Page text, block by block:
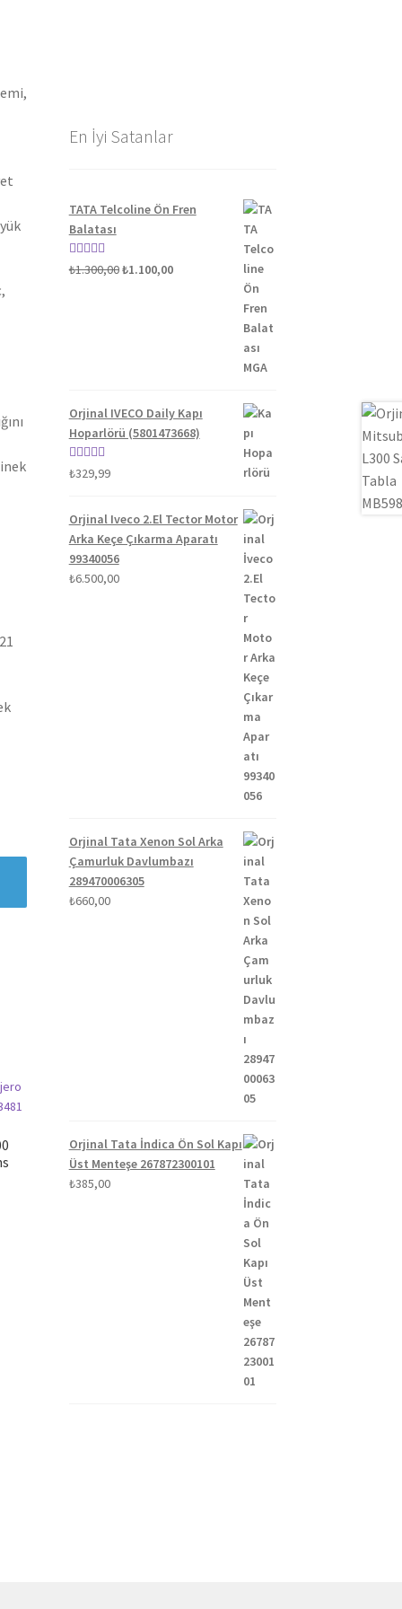
En İyi Satanlar
TATA Telcoline Ön Fren
Balatası
5 üzerinden
₺1.300,00Orijinal
₺1.100,00Şu
Orjinal IVECO Daily Kapı
Hoparlörü (5801473668)
5 üzerinden
₺329,99
Orjinal Iveco 2.El Tector Motor
Arka Keçe Çıkarma Aparatı
99340056
₺6.500,00
Orjinal Tata Xenon Sol Arka
Çamurluk Davlumbazı
289470006305
₺660,00
Orjinal Tata İndica Ön Sol Kapı
Üst Menteşe 267872300101
₺385,00